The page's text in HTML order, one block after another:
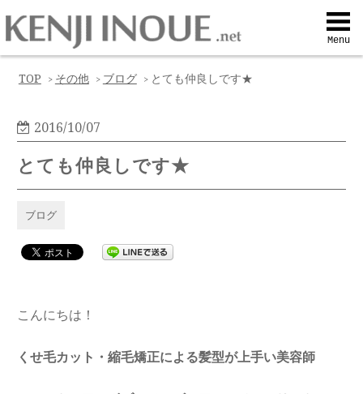
Menu
Q&A
Menu
TOP > その他 > ブログ > とても仲良しです★
2016/10/07
とても仲良しです★
ブログ
こんにちは！
くせ毛カット・縮毛矯正による髪型が上手い美容師